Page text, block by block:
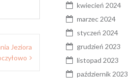
Jeziora
kwiecień 2024
marzec 2024
styczeń 2024
grudzień 2023
listopad 2023
październik 2023